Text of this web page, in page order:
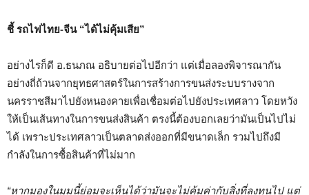
ชี้ รถไฟไทย-จีน “ได้ไม่คุ้มเสีย”
อย่างไรก็ดี อ.ธนภณ อธิบายต่อไปอีกว่า แต่เมื่อลองพิจารณากัน
อย่างถี่ถ้วนจากยุทธศาสตร์ในการสร้างการขนส่งระบบรางจาก
นครราชสีมาไปยังหนองคายเพื่อเชื่อมต่อไปยังประเทศลาว โดยหวัง
ให้เป็นเส้นทางในการขนส่งสินค้า ตรงนี้ต้องบอกเลยว่ามันเป็นไปไม่
ได้ เพราะประเทศลาวเป็นตลาดส่งออกที่มีขนาดเล็ก รวมไปถึงมี
กำลังในการซื้อสินค้าที่ไม่มาก
“หากมองในมุมนี้ย่อมจะเห็นได้ว่ามันจะไม่คุ้มค่ากับสิ่งที่ลงทุนไป แต่